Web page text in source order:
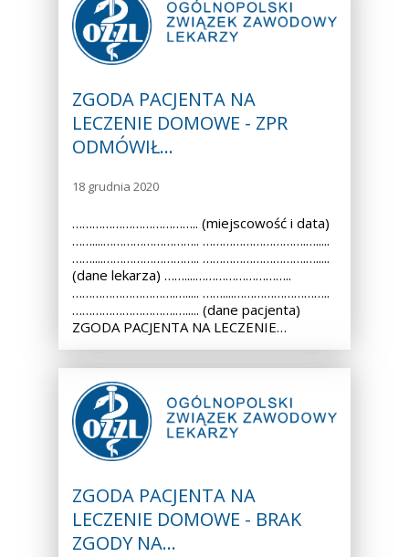
ZGODA PACJENTA NA
LECZENIE DOMOWE - ZPR
ODMÓWIŁ…
18 grudnia 2020
……………………………….. (miejscowość i data)
……....……………………….. ………………………….….....
……....……………………….. ………………………….….....
(dane lekarza) ……....………………………..
………………………….…..... ……....………………………..
………………………….…..... (dane pacjenta)
ZGODA PACJENTA NA LECZENIE…
ZGODA PACJENTA NA
LECZENIE DOMOWE - BRAK
ZGODY NA…